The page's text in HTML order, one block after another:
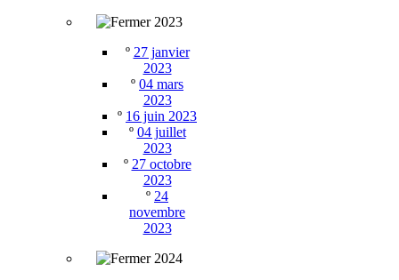
2023
º 27 janvier
2023
º 04 mars
2023
º 16 juin 2023
º 04 juillet
2023
º 27 octobre
2023
º 24
novembre
2023
2024